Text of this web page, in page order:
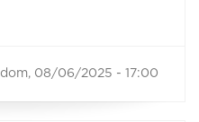
dom, 08/06/2025 - 17:00